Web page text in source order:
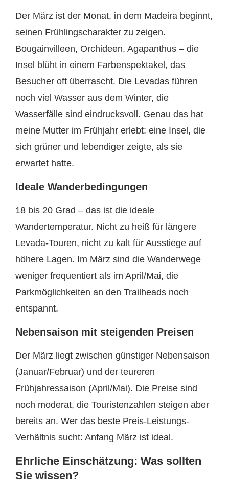
Der März ist der Monat, in dem Madeira beginnt,
seinen Frühlingscharakter zu zeigen.
Bougainvilleen, Orchideen, Agapanthus – die
Insel blüht in einem Farbenspektakel, das
Besucher oft überrascht. Die Levadas führen
noch viel Wasser aus dem Winter, die
Wasserfälle sind eindrucksvoll. Genau das hat
meine Mutter im Frühjahr erlebt: eine Insel, die
sich grüner und lebendiger zeigte, als sie
erwartet hatte.
Ideale Wanderbedingungen
18 bis 20 Grad – das ist die ideale
Wandertemperatur. Nicht zu heiß für längere
Levada-Touren, nicht zu kalt für Ausstiege auf
höhere Lagen. Im März sind die Wanderwege
weniger frequentiert als im April/Mai, die
Parkmöglichkeiten an den Trailheads noch
entspannt.
Nebensaison mit steigenden Preisen
Der März liegt zwischen günstiger Nebensaison
(Januar/Februar) und der teureren
Frühjahressaison (April/Mai). Die Preise sind
noch moderat, die Touristenzahlen steigen aber
bereits an. Wer das beste Preis-Leistungs-
Verhältnis sucht: Anfang März ist ideal.
Ehrliche Einschätzung: Was sollten
Sie wissen?